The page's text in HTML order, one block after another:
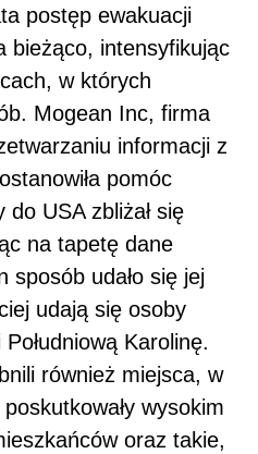
postęp ewakuacji
bieżąco, intensyfikując
w których
Mogean Inc, firma
informacji z
pomóc
do USA zbliżał się
na tapetę dane
sposób udało się jej
udają się osoby
Karolinę.
również miejsca, w
poskutkowały wysokim
oraz takie,